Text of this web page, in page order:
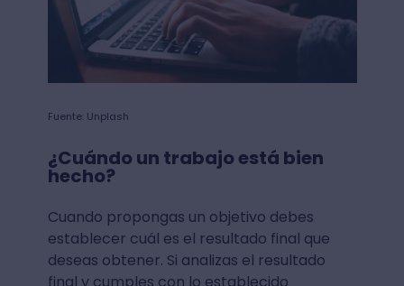
Fuente: Unplash
¿Cuándo un trabajo está bien
hecho?
Cuando propongas un objetivo debes
establecer cuál es el resultado final que
deseas obtener. Si analizas el resultado
final y cumples con lo establecido